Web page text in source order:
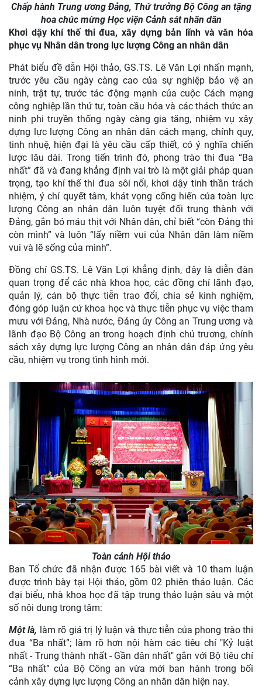
Chấp hành Trung ương Đảng, Thứ trưởng Bộ Công an tặng
hoa chúc mừng Học viện Cảnh sát nhân dân
Khơi dậy khí thế thi đua, xây dựng bản lĩnh và văn hóa
phục vụ Nhân dân trong lực lượng Công an nhân dân
Phát biểu đề dẫn Hội thảo, GS.TS. Lê Văn Lợi nhấn mạnh,
trước yêu cầu ngày càng cao của sự nghiệp bảo vệ an
ninh, trật tự, trước tác động mạnh của cuộc Cách mạng
công nghiệp lần thứ tư, toàn cầu hóa và các thách thức an
ninh phi truyền thống ngày càng gia tăng, nhiệm vụ xây
dựng lực lượng Công an nhân dân cách mạng, chính quy,
tinh nhuệ, hiện đại là yêu cầu cấp thiết, có ý nghĩa chiến
lược lâu dài. Trong tiến trình đó, phong trào thi đua “Ba
nhất” đã và đang khẳng định vai trò là một giải pháp quan
trọng, tạo khí thế thi đua sôi nổi, khơi dậy tinh thần trách
nhiệm, ý chí quyết tâm, khát vọng cống hiến của toàn lực
lượng Công an nhân dân luôn tuyệt đối trung thành với
Đảng, gắn bó máu thịt với Nhân dân, chỉ biết “còn Đảng thì
còn mình” và luôn “lấy niềm vui của Nhân dân làm niềm
vui và lẽ sống của mình”.
Đồng chí GS.TS. Lê Văn Lợi khẳng định, đây là diễn đàn
quan trọng để các nhà khoa học, các đồng chí lãnh đạo,
quản lý, cán bộ thực tiễn trao đổi, chia sẻ kinh nghiệm,
đóng góp luận cứ khoa học và thực tiễn phục vụ việc tham
mưu với Đảng, Nhà nước, Đảng ủy Công an Trung ương và
lãnh đạo Bộ Công an trong hoạch định chủ trương, chính
sách xây dựng lực lượng Công an nhân dân đáp ứng yêu
cầu, nhiệm vụ trong tình hình mới.
Toàn cảnh Hội thảo
Ban Tổ chức đã nhận được 165 bài viết và 10 tham luận
được trình bày tại Hội thảo, gồm 02 phiên thảo luận. Các
đại biểu, nhà khoa học đã tập trung thảo luận sâu và một
số nội dung trọng tâm:
Một là, làm rõ giá trị lý luận và thực tiễn của phong trào thi
đua “Ba nhất”; làm rõ hơn nội hàm các tiêu chí "Kỷ luật
nhất - Trung thành nhất - Gần dân nhất" gắn với Bộ tiêu chí
“Ba nhất” của Bộ Công an vừa mới ban hành trong bối
cảnh xây dựng lực lượng Công an nhân dân hiện nay.